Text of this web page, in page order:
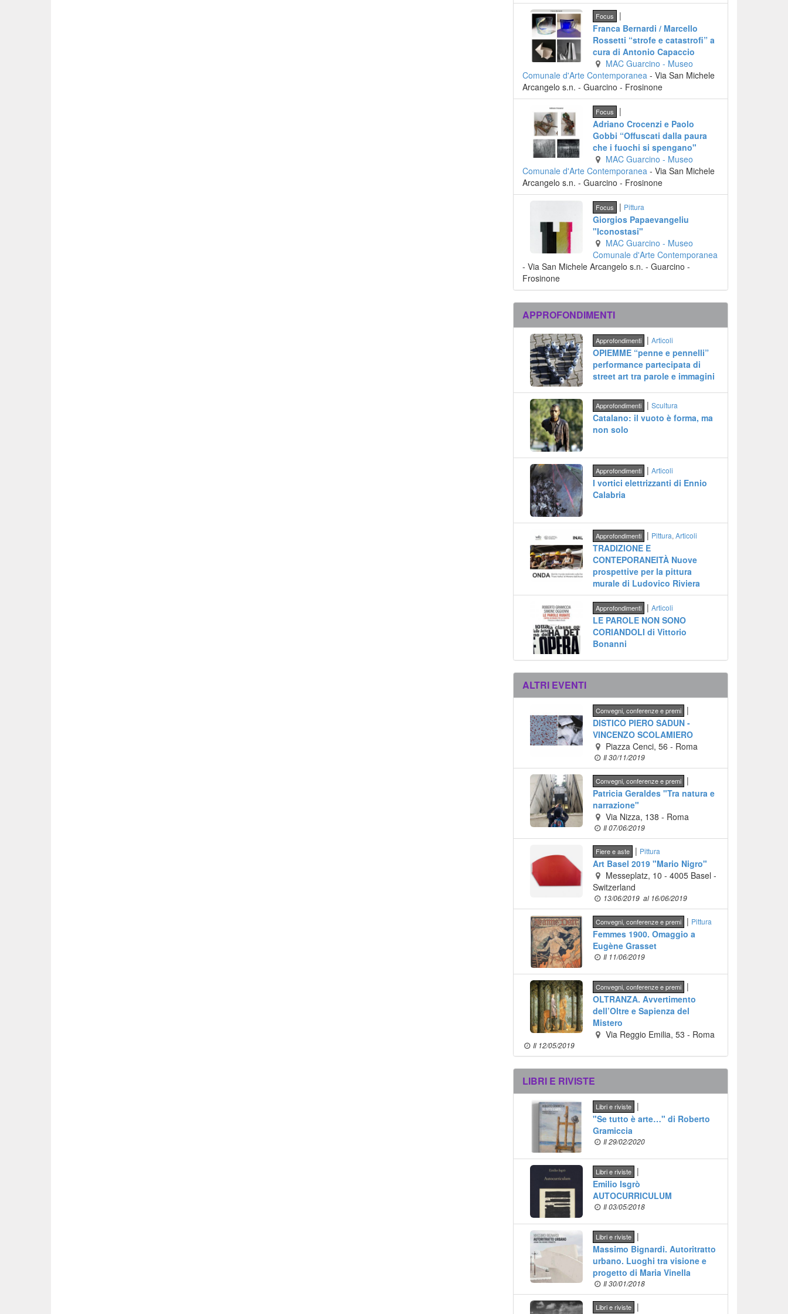
Focus
|
Franca Bernardi / Marcello
Rossetti “strofe e catastrofi” a
cura di Antonio Capaccio
MAC Guarcino - Museo
Comunale d'Arte Contemporanea - Via San Michele
Arcangelo s.n. - Guarcino - Frosinone
Focus
|
Adriano Crocenzi e Paolo
Gobbi “Offuscati dalla paura
che i fuochi si spengano"
MAC Guarcino - Museo
Comunale d'Arte Contemporanea - Via San Michele
Arcangelo s.n. - Guarcino - Frosinone
Focus | Pittura
Giorgios Papaevangeliu
"Iconostasi"
MAC Guarcino - Museo
Comunale d'Arte Contemporanea
- Via San Michele Arcangelo s.n. - Guarcino -
Frosinone
APPROFONDIMENTI
Approfondimenti | Articoli
OPIEMME “penne e pennelli”
performance partecipata di
street art tra parole e immagini
Approfondimenti | Scultura
Catalano: il vuoto è forma, ma
non solo
Approfondimenti | Articoli
I vortici elettrizzanti di Ennio
Calabria
Approfondimenti | Pittura, Articoli
TRADIZIONE E
CONTEPORANEITÀ Nuove
prospettive per la pittura
murale di Ludovico Riviera
Approfondimenti | Articoli
LE PAROLE NON SONO
CORIANDOLI di Vittorio
Bonanni
ALTRI EVENTI
Convegni, conferenze e premi
|
DISTICO PIERO SADUN -
VINCENZO SCOLAMIERO
Piazza Cenci, 56 - Roma
Il 30/11/2019
Convegni, conferenze e premi
|
Patricia Geraldes "Tra natura e
narrazione"
Via Nizza, 138 - Roma
Il 07/06/2019
Fiere e aste | Pittura
Art Basel 2019 "Mario Nigro"
Messeplatz, 10 - 4005 Basel -
Switzerland
13/06/2019 al 16/06/2019
Convegni, conferenze e premi | Pittura
Femmes 1900. Omaggio a
Eugène Grasset
Il 11/06/2019
Convegni, conferenze e premi
|
OLTRANZA. Avvertimento
dell’Oltre e Sapienza del
Mistero
Via Reggio Emilia, 53 - Roma
Il 12/05/2019
LIBRI E RIVISTE
Libri e riviste
|
"Se tutto è arte…" di Roberto
Gramiccia
Il 29/02/2020
Libri e riviste
|
Emilio Isgrò
AUTOCURRICULUM
Il 03/05/2018
Libri e riviste
|
Massimo Bignardi. Autoritratto
urbano. Luoghi tra visione e
progetto di Maria Vinella
Il 30/01/2018
Libri e riviste
|